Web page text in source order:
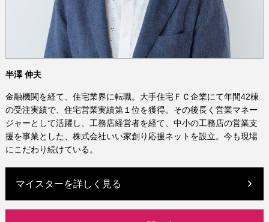
半澤 伸夫
金融機関を経て、住宅業界に転職。大手住宅ＦＣ企業にて年間42棟
の受注実績で、住宅営業実績第１位を獲得。その後長く営業マネー
ジャーとして活躍し、工務店経営者を経て、中小の工務店の営業支
援を事業とした、株式会社いい家創り応援ネットを設立。今も現場
にこだわり続けている。
マイスターを詳しく見る